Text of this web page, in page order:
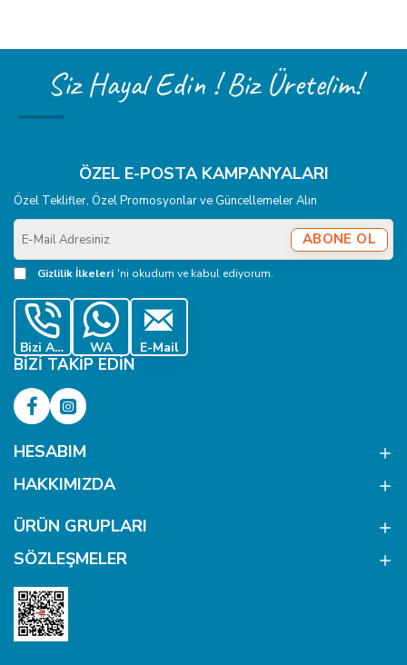
Siz Hayal Edin ! Biz Üretelim!
ÖZEL E-POSTA KAMPANYALARI
Özel Teklifler, Özel Promosyonlar ve Güncellemeler Alın
E-
Mail
Adresiniz
ABONE OL
Gizlilik İlkeleri 'ni okudum ve kabul ediyorum.
Bizi Ara WA E-Mail
BIZI TAKIP EDIN
HESABIM
HAKKIMIZDA
ÜRÜN GRUPLARI
SÖZLEŞMELER